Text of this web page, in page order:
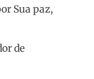
Sua paz,
de